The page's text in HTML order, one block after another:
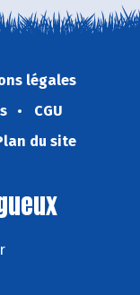
légales
CGU
du site